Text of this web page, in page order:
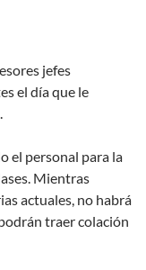
jefes
el día que le
el personal para la
Mientras
actuales, no habrá
traer colación